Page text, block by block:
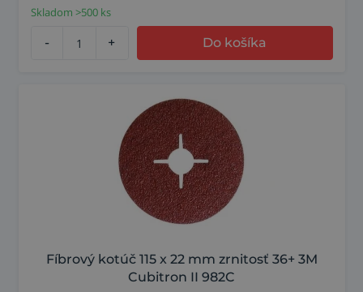
Skladom >500 ks
- + Do košíka
Fíbrový kotúč 115 x 22 mm zrnitosť 36+ 3M
Cubitron II 982C